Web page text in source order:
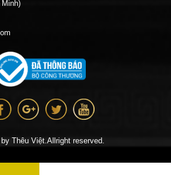
Minh)
Thêu Việt.Allright reserved.